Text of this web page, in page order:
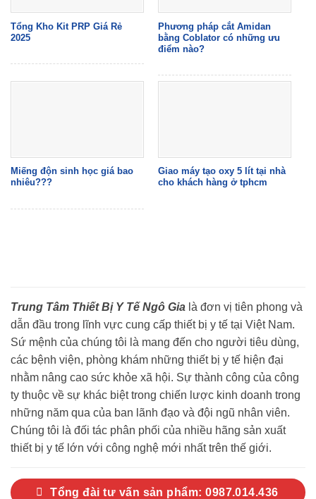
Tổng Kho Kit PRP Giá Rẻ
2025
Phương pháp cắt Amidan
bằng Coblator có những ưu
điểm nào?
Miếng độn sinh học giá bao
nhiêu???
Giao máy tạo oxy 5 lít tại nhà
cho khách hàng ở tphcm
Trung Tâm Thiết Bị Y Tế Ngô Gia là đơn vị tiên phong và
dẫn đầu trong lĩnh vực cung cấp thiết bị y tế tại Việt Nam.
Sứ mệnh của chúng tôi là mang đến cho người tiêu dùng,
các bệnh viện, phòng khám những thiết bị y tế hiện đại
nhằm nâng cao sức khỏe xã hội. Sự thành công của công
ty thuộc về sự khác biệt trong chiến lược kinh doanh trong
những năm qua của ban lãnh đạo và đội ngũ nhân viên.
Chúng tôi là đối tác phân phối của nhiều hãng sản xuất
thiết bị y tế lớn với công nghệ mới nhất trên thế giới.
Tổng đài tư vấn sản phẩm: 0987.014.436